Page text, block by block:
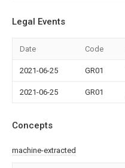
Legal Events
Date Code
2021-06-25 GR01
2021-06-25 GR01
Concepts
machine-extracted